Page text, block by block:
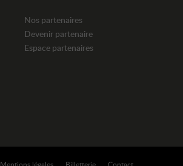
Nos partenaires
Devenir partenaire
Espace partenaires
Contact
Billetterie
Mentions légales